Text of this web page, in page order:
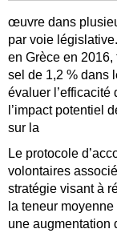
œuvre dans
par voie
en Grèce en
sel de 1,2 % dans
évaluer l’efficacité
l’impact potentiel
sur la
Le protocole
volontaires
stratégie visant à
la teneur
une augmentation